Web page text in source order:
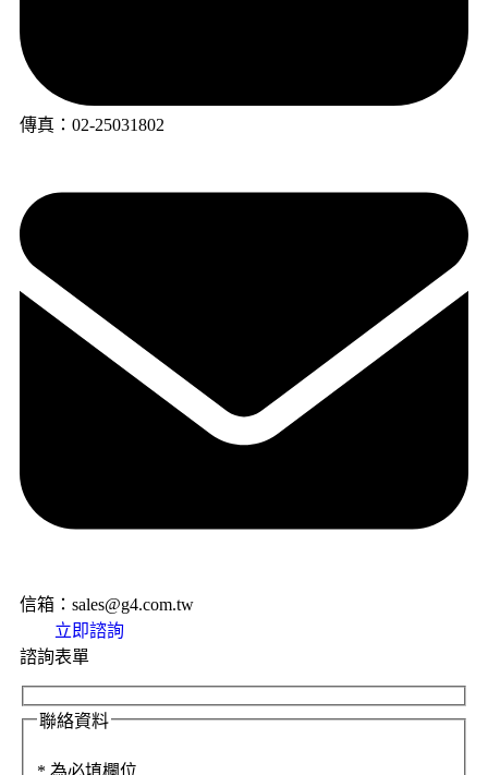
傳真：02-25031802
信箱：sales@g4.com.tw
立即諮詢
諮詢表單
聯絡資料
* 為必填欄位